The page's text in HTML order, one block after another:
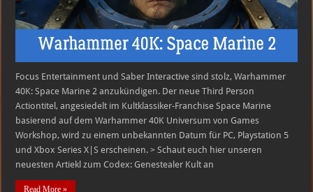
enthüllt
Focus Entertainment und Saber Interactive sind stolz, Warhammer
40K: Space Marine 2 anzukündigen. Der neue Third Person
Actiontitel, angesiedelt im Kultklassiker-Franchise Space Marine
basierend auf dem Warhammer 40K Universum von Games
Workshop, wird zu einem unbekannten Datum für PC, Playstation 5
und Xbox Series X|S erscheinen. > Schaut euch hier unseren
neuesten Artiekl zum Codex: Genestealer Kult an
Read More »